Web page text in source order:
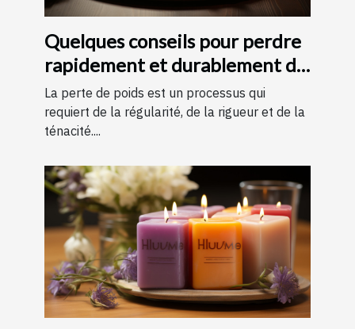
Quelques conseils pour perdre
rapidement et durablement du
poids
La perte de poids est un processus qui
requiert de la régularité, de la rigueur et de la
ténacité....